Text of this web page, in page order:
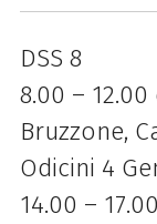
DSS 8
8.00 –
Bruzzone,
Odicini 4
14.00 –